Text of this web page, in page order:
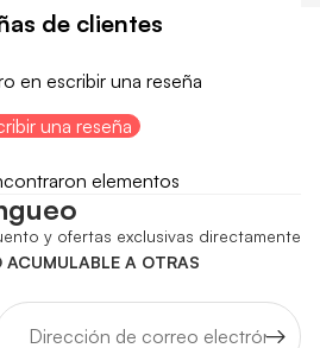
de clientes
en escribir una reseña
una reseña
elementos
y ofertas exclusivas directamente
ACUMULABLE A OTRAS